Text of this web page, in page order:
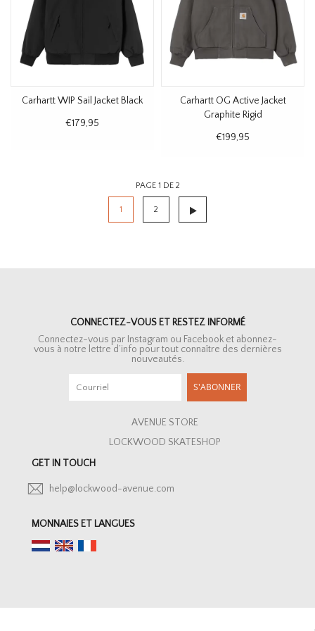
Carhartt WIP Sail Jacket Black
€179,95
Carhartt OG Active Jacket
Graphite Rigid
€199,95
PAGE 1 DE 2
1 2
CONNECTEZ-VOUS ET RESTEZ INFORMÉ
Connectez-vous par Instagram ou Facebook et abonnez-
vous à notre lettre d’info pour tout connaître des dernières
nouveautés.
S'ABONNER
AVENUE STORE
LOCKWOOD SKATESHOP
GET IN TOUCH
help@lockwood-avenue.com
MONNAIES ET LANGUES